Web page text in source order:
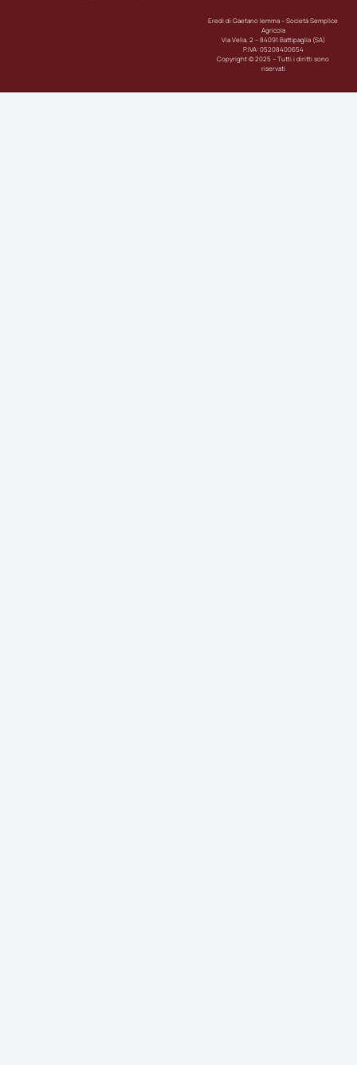
Eredi di Gaetano Iemma – Società Semplice
Agricola
Via Velia, 2 – 84091 Battipaglia (SA)
P.IVA: 05208400654
Copyright © 2025 – Tutti i diritti sono
riservati